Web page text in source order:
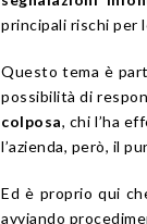
principali rischi per
Questo tema è
possibilità di
colposa, chi l’ha
l’azienda, però, il
Ed è proprio qui
avviando